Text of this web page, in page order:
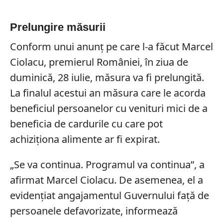
Prelungire măsurii
Conform unui anunț pe care l-a făcut Marcel
Ciolacu, premierul României, în ziua de
duminică, 28 iulie, măsura va fi prelungită.
La finalul acestui an măsura care le acorda
beneficiul persoanelor cu venituri mici de a
beneficia de cardurile cu care pot
achiziționa alimente ar fi expirat.
„Se va continua. Programul va continua”, a
afirmat Marcel Ciolacu. De asemenea, el a
evidențiat angajamentul Guvernului față de
persoanele defavorizate, informează